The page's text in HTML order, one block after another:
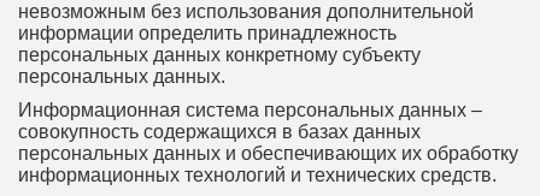
невозможным без использования дополнительной
информации определить принадлежность
персональных данных конкретному субъекту
персональных данных.
Информационная система персональных данных –
совокупность содержащихся в базах данных
персональных данных и обеспечивающих их обработку
информационных технологий и технических средств.